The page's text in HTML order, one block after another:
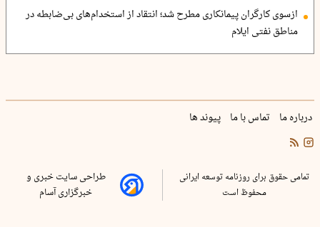
ازسوی کارگران پیمانکاری مطرح شد؛ انتقاد از استخدام‌های بی‌ضابطه در
مناطق نفتی ایلام
درباره ما تماس با ما پیوند ها
تمامی حقوق برای روزنامه توسعه ایرانی
محفوظ است
طراحی سایت خبری و
خبرگزاری آسام